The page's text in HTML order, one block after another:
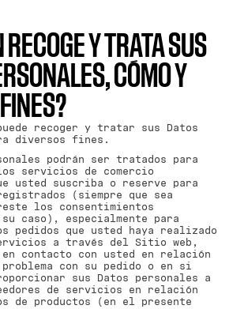
Y TRATA SUS
CÓMO Y
recoger y tratar sus Datos
diversos fines.
podrán ser tratados para
servicios de comercio
usted suscriba o reserve para
(siempre que sea
los consentimientos
caso), especialmente para
pedidos que usted haya realizado
a través del Sitio web,
en contacto con usted en relación
con su pedido o en si
sus Datos personales a
de servicios en relación
de productos (en el presente